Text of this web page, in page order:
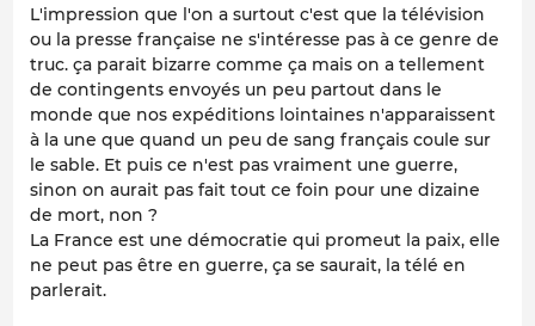
L'impression que l'on a surtout c'est que la télévision
ou la presse française ne s'intéresse pas à ce genre de
truc. ça parait bizarre comme ça mais on a tellement
de contingents envoyés un peu partout dans le
monde que nos expéditions lointaines n'apparaissent
à la une que quand un peu de sang français coule sur
le sable. Et puis ce n'est pas vraiment une guerre,
sinon on aurait pas fait tout ce foin pour une dizaine
de mort, non ?
La France est une démocratie qui promeut la paix, elle
ne peut pas être en guerre, ça se saurait, la télé en
parlerait.